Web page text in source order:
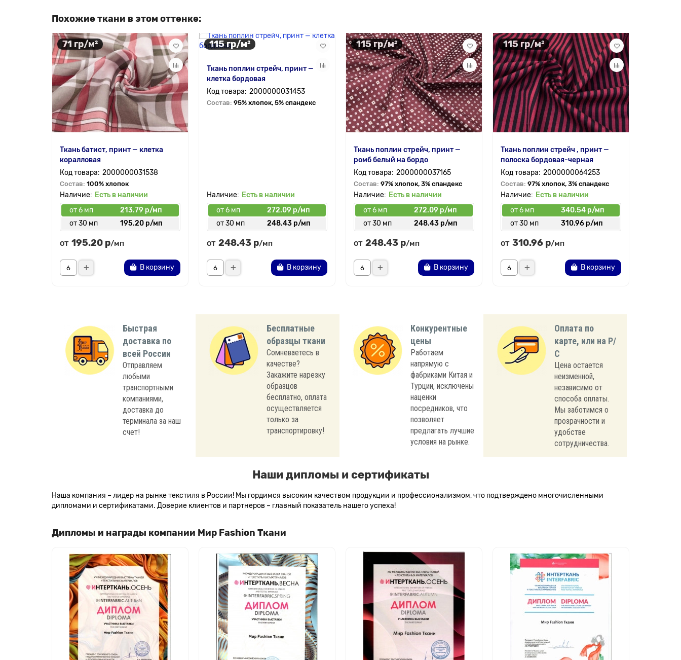
Похожие ткани в этом оттенке:
71 гр/м²
Ткань батист, принт — клетка
коралловая
2000000031538
Состав: 100% хлопок
Есть в наличии
от 6 мп
213.79 р/мп
от 30 мп
195.20 р/мп
от 195.20 р/мп
В корзину
115 гр/м²
Ткань поплин стрейч, принт —
клетка бордовая
2000000031453
Состав: 95% хлопок, 5% спандекс
Есть в наличии
от 6 мп
272.09 р/мп
от 30 мп
248.43 р/мп
от 248.43 р/мп
В корзину
115 гр/м²
Ткань поплин стрейч, принт —
ромб белый на бордо
2000000037165
Состав: 97% хлопок, 3% спандекс
Есть в наличии
от 6 мп
272.09 р/мп
от 30 мп
248.43 р/мп
от 248.43 р/мп
В корзину
115 гр/м²
Ткань поплин стрейч , принт —
полоска бордовая-черная
2000000064253
Состав: 97% хлопок, 3% спандекс
Есть в наличии
от 6 мп
340.54 р/мп
от 30 мп
310.96 р/мп
от 310.96 р/мп
В корзину
Быстрая
доставка по
всей России
Отправляем
любыми
транспортными
компаниями,
доставка до
терминала за наш
счет!
Бесплатные
образцы ткани
Сомневаетесь в
качестве?
Закажите нарезку
образцов
бесплатно, оплата
осуществляется
только за
транспортировку!
Конкурентные
цены
Работаем
напрямую с
фабриками Китая и
Турции, исключены
наценки
посредников, что
позволяет
предлагать лучшие
условия на рынке.
Оплата по
карте, или на Р/
С
Цена остается
неизменной,
независимо от
способа оплаты.
Мы заботимся о
прозрачности и
удобстве
сотрудничества.
Наши дипломы и сертификаты
Наша компания – лидер на рынке текстиля в России! Мы гордимся высоким качеством продукции и профессионализмом, что подтверждено многочисленными
дипломами и сертификатами. Доверие клиентов и партнеров – главный показатель нашего успеха!
Дипломы и награды компании Мир Fashion Ткани